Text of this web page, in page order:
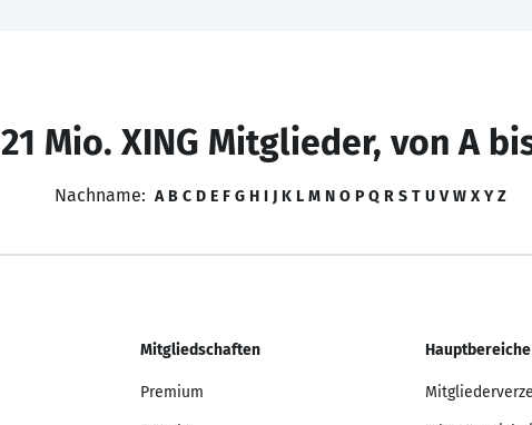
21 Mio. XING Mitglieder, von A
Nachname: A B C D E F G H I J K L M N O P Q R S T U V W X Y Z
Mitgliedschaften
Premium
Hauptbereiche